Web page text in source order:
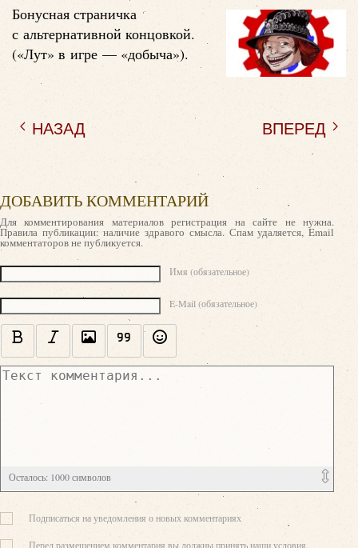
Бонусная страничка
с альтернативной концовкой.
(«Лут» в игре — «добыча»).
НАЗАД ВПЕРЕД
ДОБАВИТЬ КОММЕНТАРИЙ
Для комментирования материалов регистрация на сайте не нужна.
Правила публикации: наличие здравого смысла. Спам удаляется, Email
комментаторов не публикуется.
Имя (обязательное)
E-Mail (обязательное)
Текст комментария
Осталось: 1000символов
Подписаться на уведомления о новых комментариях
Перед размещением комментария вы должны принять наши условия